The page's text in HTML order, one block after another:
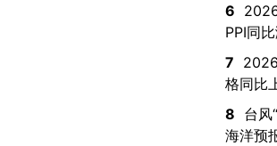
6
PPI同
7
格同比
8 台风
海洋预